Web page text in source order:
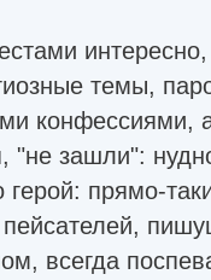
темы,
конфессиями,
"не зашли":
прямо-
всегда